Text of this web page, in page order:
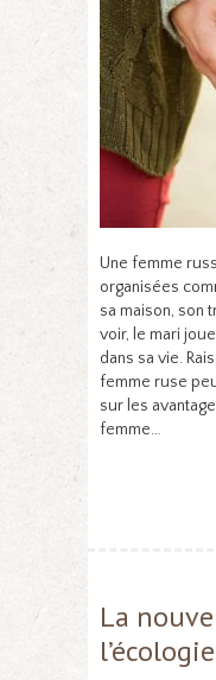
Une femme
organisées
sa maison, son
voir, le mari
dans sa vie.
femme ruse
sur les
femme…
La
l’écologie